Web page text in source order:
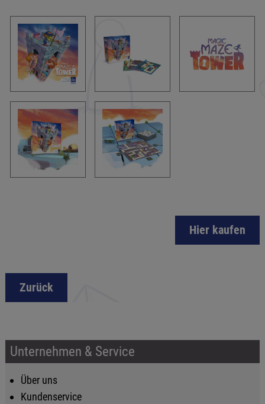
Hier kaufen
Zurück
Unternehmen & Service
Über uns
Kundenservice